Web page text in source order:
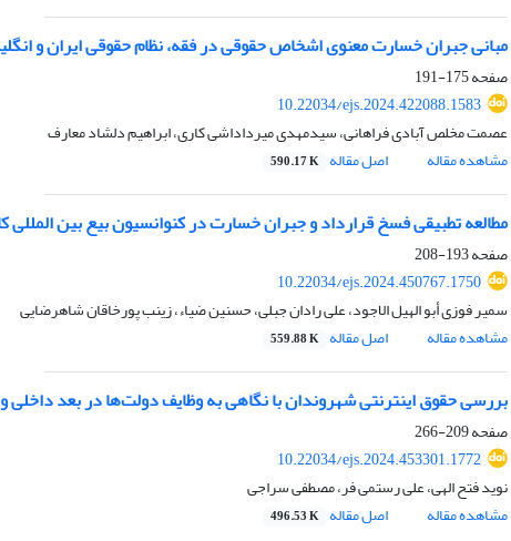
مبانی جبران خسارت معنوی اشخاص حقوقی در فقه، نظام حقوقی ایران و
صفحه175-191
10.22034/ejs.2024.422088.1583
عصمت مخلص آبادی فراهانی، سیدمهدی میرداداشی کاری، ابراهیم دلشاد معارف
مشاهده مقاله
اصل مقاله 590.17 K
مطالعه تطبیقی فسخ قرارداد و جبران خسارت در کنوانسیون بیع بین المللی
صفحه193-208
10.22034/ejs.2024.450767.1750
سمیر فوزی أبو الهیل الاجود، علی رادان جبلی، حسنین ضیاء، زینب پورخاقان شاهرضایی
مشاهده مقاله
اصل مقاله 559.88 K
بررسی حقوق اینترنتی شهروندان با نگاهی به وظایف دولت‌ها در بعد داخلی
صفحه209-266
10.22034/ejs.2024.453301.1772
نوید فتح الهی، علی رستمی فر، مصطفی سراجی
مشاهده مقاله
اصل مقاله 496.53 K